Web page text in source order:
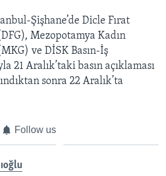
Şişhane’de Dicle Fırat
Mezopotamya Kadın
ve DİSK Basın-İş
21 Aralık’taki basın açıklaması
sonra 22 Aralık’ta
Follow us